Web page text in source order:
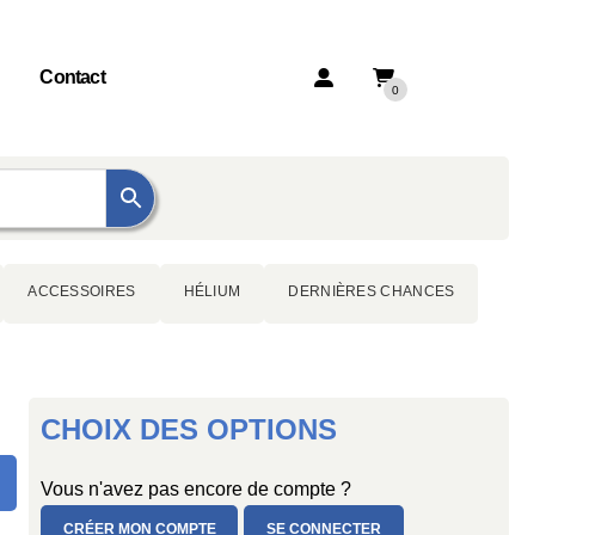
Contact
0
ACCESSOIRES HÉLIUM DERNIÈRES CHANCES
CHOIX DES OPTIONS
Vous n'avez pas encore de compte ?
CRÉER MON COMPTE SE CONNECTER